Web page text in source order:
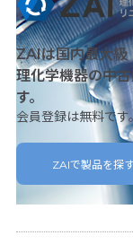
ZAIは国内最大級
理化学機器の中
す。
会員登録は無料です
ZAIで製品を探